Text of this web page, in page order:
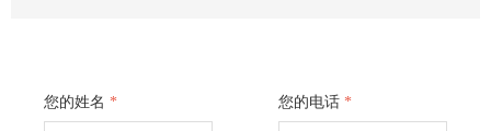
您的姓名 * 您的电话 *